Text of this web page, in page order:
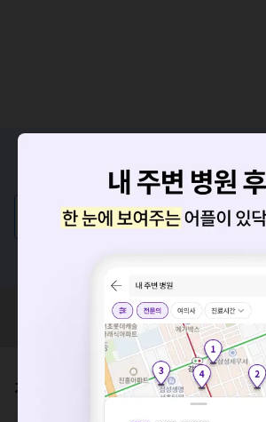
증상/치료, 궁금한 점이
의사가 직접 답해드려요!
💬 무엇이든 물어보세요
혹시 잘못된 병원정보가 있나요?
모두닥 팀에 알려주세요!
가격표
요청하신 작업을 처리하지 못했습니
네트워크 또는 서버의 일시적인 오류로, 잠
세요. 지속적으로 문제가 발생할 경우 모두